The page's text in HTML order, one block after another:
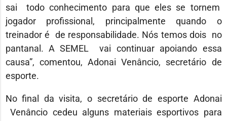
sai todo conhecimento para que eles se tornem
jogador profissional, principalmente quando o
treinador é de responsabilidade. Nós temos dois no
pantanal. A SEMEL vai continuar apoiando essa
causa”, comentou, Adonai Venâncio, secretário de
esporte.
No final da visita, o secretário de esporte Adonai
Venâncio cedeu alguns materiais esportivos para